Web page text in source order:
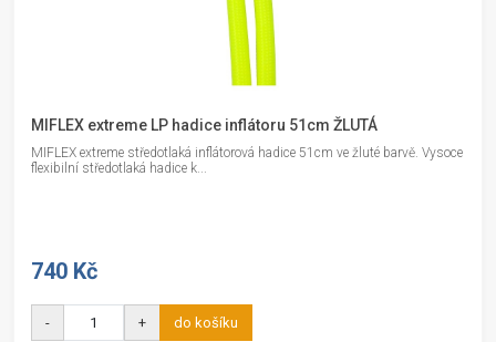
MIFLEX extreme LP hadice inflátoru 51cm ŽLUTÁ
MIFLEX extreme středotlaká inflátorová hadice 51cm ve žluté barvě. Vysoce
flexibilní středotlaká hadice k...
740 Kč
- + do košíku